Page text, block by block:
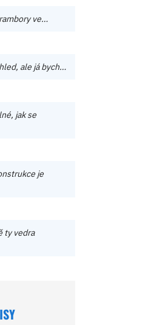
ve…
ale já bych…
jak se
je
ty vedra